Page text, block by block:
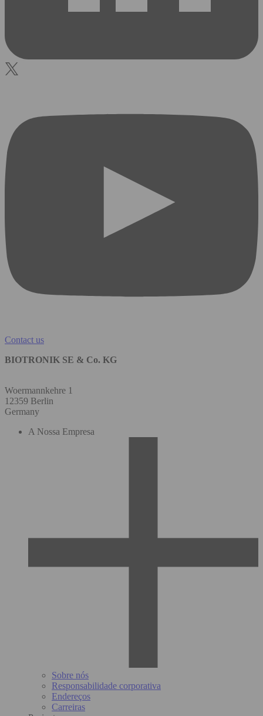
Contact us
BIOTRONIK SE & Co. KG
Woermannkehre 1
12359 Berlin
Germany
A Nossa Empresa
Sobre nós
Responsabilidade corporativa
Endereços
Carreiras